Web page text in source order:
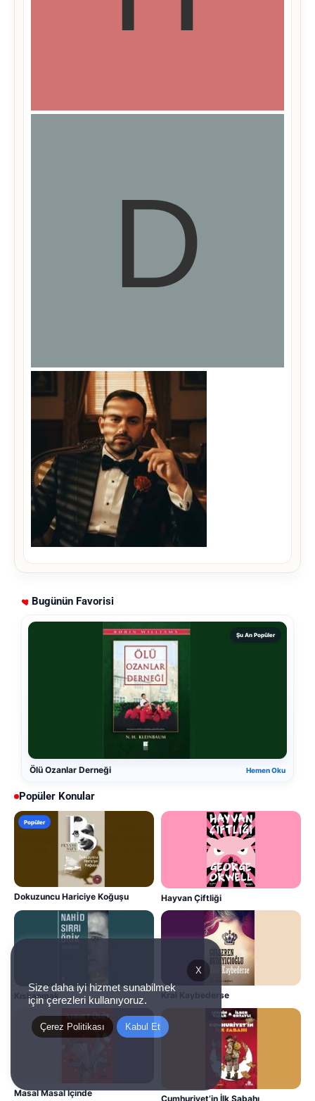
Bugünün Favorisi
Şu An Popüler
Ölü Ozanlar Derneği Hemen Oku
Popüler Konular
Popüler
Dokuzuncu Hariciye Koğuşu Hayvan Çiftliği
Kıskanmak Kral Kaybederse
Masal Masal İçinde
Cumhuriyet’in İlk Sabahı
X
Size daha iyi hizmet sunabilmek
için çerezleri kullanıyoruz.
Çerez Politikası Kabul Et